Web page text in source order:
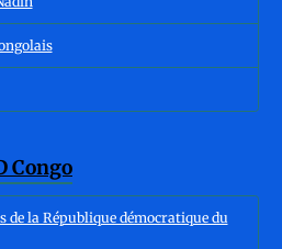
de la République démocratique du